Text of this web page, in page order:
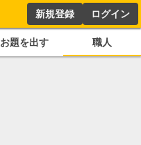
新規登録 ログイン
お題を出す 職人